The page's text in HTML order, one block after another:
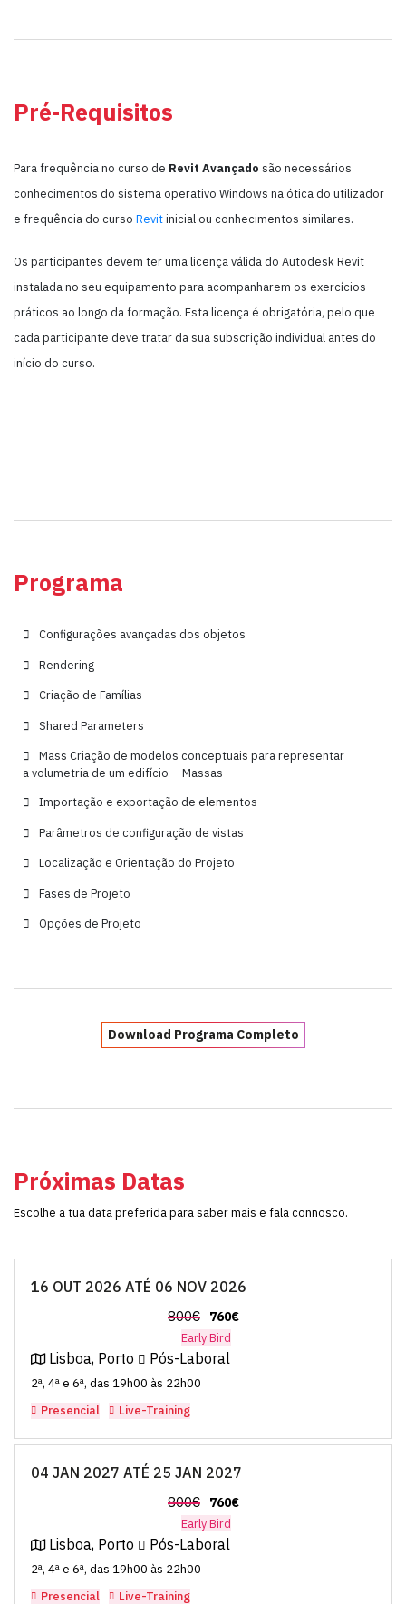
Pré-Requisitos
Para frequência no curso de Revit Avançado são necessários
conhecimentos do sistema operativo Windows na ótica do utilizador
e frequência do curso Revitinicial ou conhecimentos similares.
Os participantes devem ter uma licença válida do Autodesk Revit
instalada no seu equipamento para acompanharem os exercícios
práticos ao longo da formação. Esta licença é obrigatória, pelo que
cada participante deve tratar da sua subscrição individual antes do
início do curso.
Programa
Configurações avançadas dos objetos
Rendering
Criação de Famílias
Shared Parameters
Mass Criação de modelos conceptuais para representar
a volumetria de um edifício – Massas
Importação e exportação de elementos
Parâmetros de configuração de vistas
Localização e Orientação do Projeto
Fases de Projeto
Opções de Projeto
Download Programa Completo
Próximas Datas
Escolhe a tua data preferida para saber mais e fala connosco.
16 OUT 2026 ATÉ 06 NOV 2026
800€ 760€
Early Bird
Lisboa, Porto Pós-Laboral
2ª, 4ª e 6ª, das 19h00 às 22h00
Presencial
Live-Training
04 JAN 2027 ATÉ 25 JAN 2027
800€ 760€
Early Bird
Lisboa, Porto Pós-Laboral
2ª, 4ª e 6ª, das 19h00 às 22h00
Presencial
Live-Training